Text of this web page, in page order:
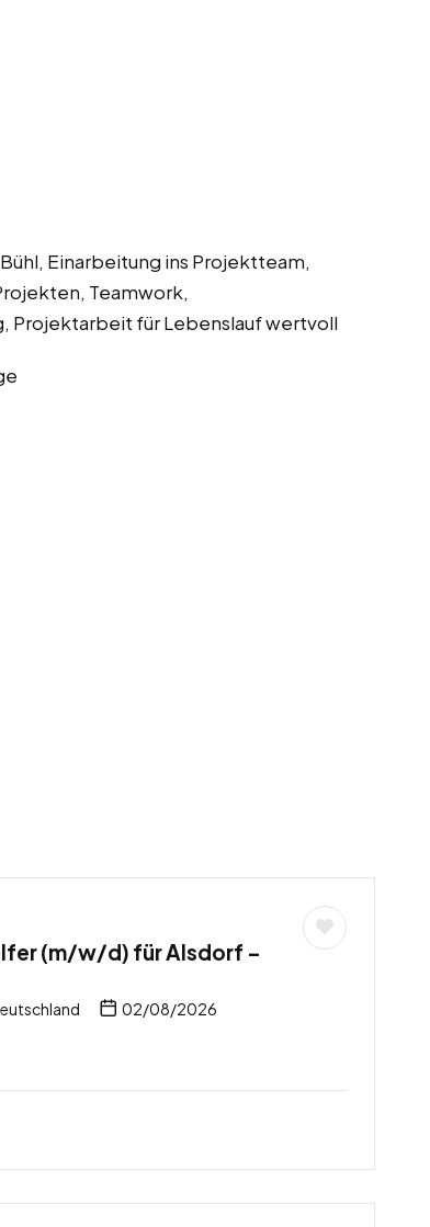
Einarbeitung ins Projektteam,
Teamwork,
Projektarbeit für Lebenslauf wertvoll
(m/w/d) für Alsdorf –
02/08/2026